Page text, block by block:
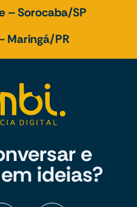
– Sorocaba/SP
Maringá/PR
e
ideias?